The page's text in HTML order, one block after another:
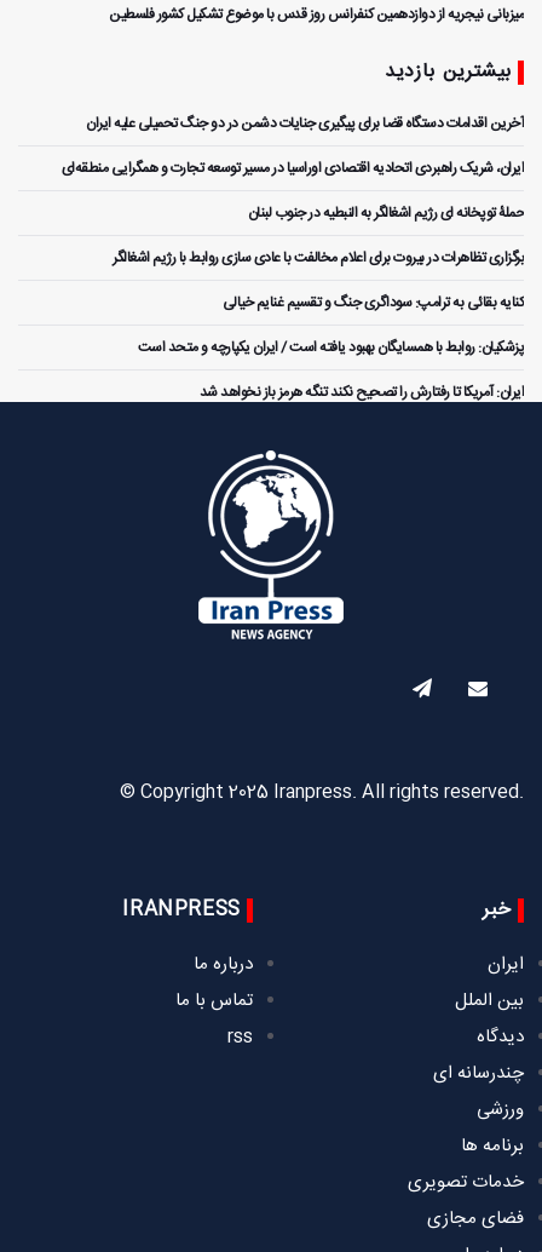
میزبانی نیجریه از دوازدهمین کنفرانس روز قدس با موضوع تشکیل کشور فلسطین
بیشترین بازدید
آخرین اقدامات دستگاه قضا برای پیگیری جنایات دشمن در دو جنگ تحمیلی علیه ایران
ایران، شریک راهبردی اتحادیه اقتصادی اوراسیا در مسیر توسعه تجارت و همگرایی منطقه‌ای
حملۀ توپخانه ای رژیم اشغالگر به النبطیه در جنوب لبنان
برگزاری تظاهرات در بیروت برای اعلام مخالفت با عادی سازی روابط با رژیم اشغالگر
کنایه بقائی به ترامپ: سوداگری جنگ و تقسیم غنایم خیالی
پزشکیان: روابط با همسایگان بهبود یافته است / ایران یکپارچه و متحد است
ایران: آمریکا تا رفتارش را تصحیح نکند تنگه هرمز باز نخواهد شد
© Copyright 2025 Iranpress. All rights reserved.
خبر
ایران
بین الملل
دیدگاه
چندرسانه ای
ورزشی
برنامه ها
خدمات تصویری
فضای مجازی
IRANPRESS
درباره ما
تماس با ما
rss